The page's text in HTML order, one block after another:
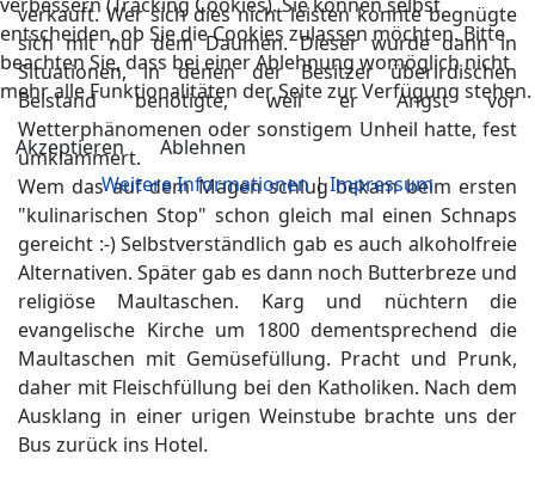
verkauft. Wer sich dies nicht leisten konnte begnügte
sich mit nur dem Daumen. Dieser wurde dann in
Situationen, in denen der Besitzer überirdischen
Beistand benötigte, weil er Angst vor
Wetterphänomenen oder sonstigem Unheil hatte, fest
umklammert.
Wem das auf dem Magen schlug bekam beim ersten
"kulinarischen Stop" schon gleich mal einen Schnaps
gereicht :-) Selbstverständlich gab es auch alkoholfreie
Alternativen. Später gab es dann noch Butterbreze und
religiöse Maultaschen. Karg und nüchtern die
evangelische Kirche um 1800 dementsprechend die
Maultaschen mit Gemüsefüllung. Pracht und Prunk,
daher mit Fleischfüllung bei den Katholiken. Nach dem
Ausklang in einer urigen Weinstube brachte uns der
Bus zurück ins Hotel.
entscheiden, ob Sie die Cookies zulassen möchten. Bitte
beachten Sie, dass bei einer Ablehnung womöglich nicht
mehr alle Funktionalitäten der Seite zur Verfügung stehen.
Akzeptieren
Ablehnen
Weitere Informationen|Impressum